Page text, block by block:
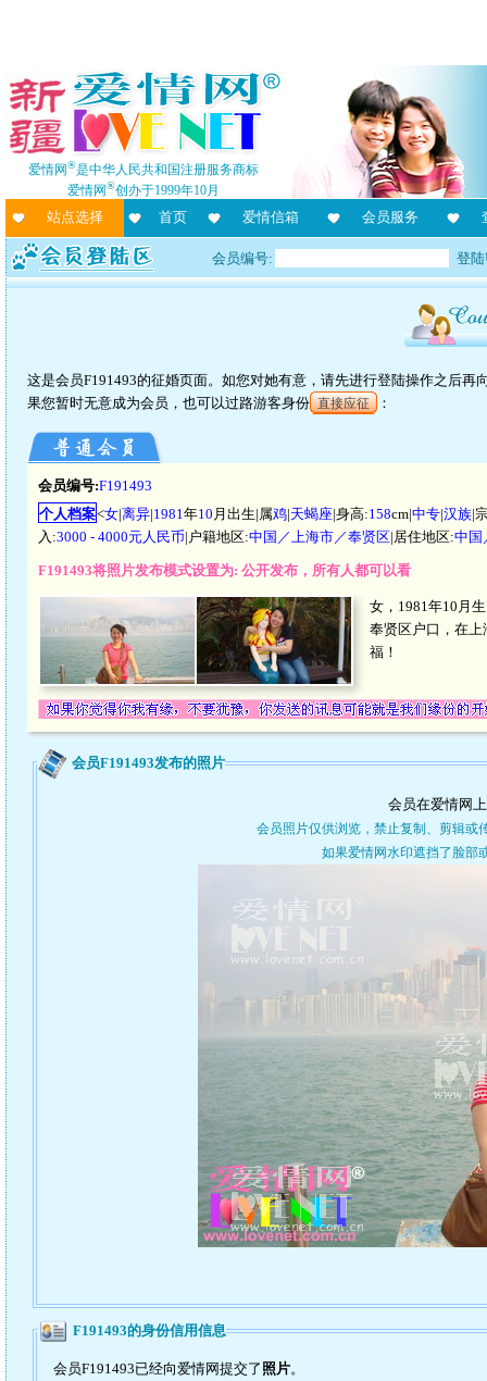
爱情网®是中华人民共和国注册服务商标
爱情网®创办于1999年10月
站点选择 首页 爱情信箱 会员服务
会员编号: 登
这是会员F191493的征婚页面。如您对她有意，请先进行登陆操作之后
果您暂时无意成为会员，也可以过路游客身份 直接应征 ：
会员编号:F191493
个人档案<女|离异|1981年10 月出生|属鸡|天蝎座|身高:158cm|中专|汉族|
入:3000 - 4000元人民币|户籍地区:中国／上海市／奉贤区|居住地区:中国
F191493将照片发布模式设置为: 公开发布，所有人都可以看
女，1981年10月
奉贤区户口，在
福！
会员F191493发布的照片
会员在爱情网
会员照片仅供浏览，禁止复制、剪辑或
如果爱情网水印遮挡了脸部
F191493的身份信用信息
会员F191493已经向爱情网提交了 照片。